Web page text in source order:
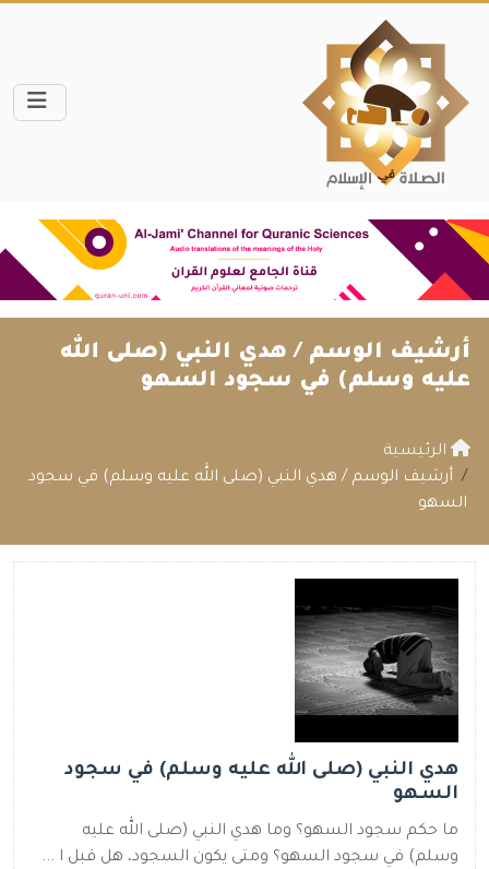
أرشيف الوسم / هدي النبي (صلى الله
عليه وسلم) في سجود السهو
الرئيسية
أرشيف الوسم / هدي النبي (صلى الله عليه وسلم) في سجود
السهو
هدي النبي (صلى الله عليه وسلم) في سجود
السهو
ما حكم سجود السهو؟ وما هدي النبي (صلى الله عليه
وسلم) في سجود السهو؟ ومتى يكون السجود، هل قبل ا ...